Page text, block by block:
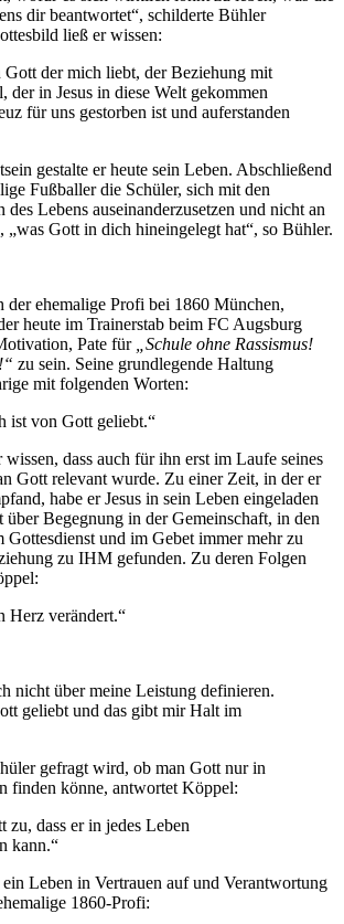
dir beantwortet“, schilderte Bühler
ließ er wissen:
Gott der mich liebt, der Beziehung mit
der in Jesus in diese Welt gekommen
für uns gestorben ist und auferstanden
gestalte er heute sein Leben. Abschließend
Fußballer die Schüler, sich mit den
des Lebens auseinanderzusetzen und nicht an
„was Gott in dich hineingelegt hat“, so Bühler.
der ehemalige Profi bei 1860 München,
heute im Trainerstab beim FC Augsburg
Pate für
„Schule ohne Rassismus!
zu sein. Seine grundlegende Haltung
mit folgenden Worten:
ist von Gott geliebt.“
dass auch für ihn erst im Laufe seines
Gott relevant wurde. Zu einer Zeit, in der er
habe er Jesus in sein Leben eingeladen
Begegnung in der Gemeinschaft, in den
und im Gebet immer mehr zu
zu IHM gefunden. Zu deren Folgen
Herz verändert.“
nicht über meine Leistung definieren.
geliebt und das gibt mir Halt im
gefragt wird, ob man Gott nur in
finden könne, antwortet Köppel:
zu, dass er in jedes Leben
kann.“
Leben in Vertrauen auf und Verantwortung
1860-Profi: